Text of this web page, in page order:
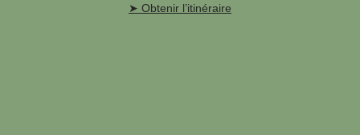
➤ Obtenir l’itinéraire